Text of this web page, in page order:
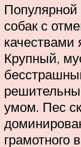
собак с
качествами
Крупный,
умом. Пес
грамотного